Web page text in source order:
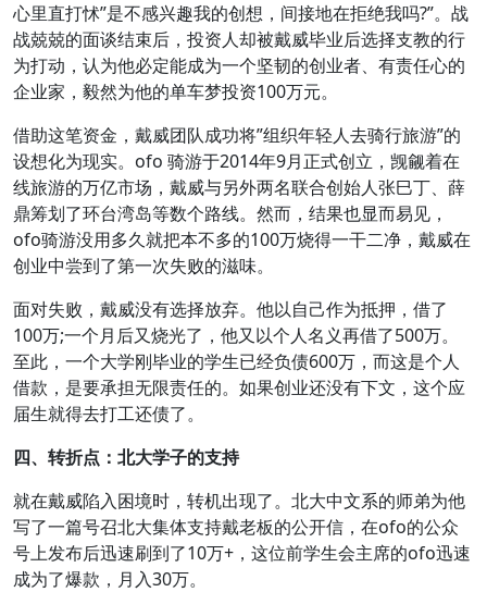
心里直打怵”是不感兴趣我的创想，间接地在拒绝我吗?”。战
战兢兢的面谈结束后，投资人却被戴威毕业后选择支教的行
为打动，认为他必定能成为一个坚韧的创业者、有责任心的
企业家，毅然为他的单车梦投资100万元。
借助这笔资金，戴威团队成功将”组织年轻人去骑行旅游”的
设想化为现实。ofo 骑游于2014年9月正式创立，觊觎着在
线旅游的万亿市场，戴威与另外两名联合创始人张巳丁、薛
鼎筹划了环台湾岛等数个路线。然而，结果也显而易见，
ofo骑游没用多久就把本不多的100万烧得一干二净，戴威在
创业中尝到了第一次失败的滋味。
面对失败，戴威没有选择放弃。他以自己作为抵押，借了
100万;一个月后又烧光了，他又以个人名义再借了500万。
至此，一个大学刚毕业的学生已经负债600万，而这是个人
借款，是要承担无限责任的。如果创业还没有下文，这个应
届生就得去打工还债了。
四、转折点：北大学子的支持
就在戴威陷入困境时，转机出现了。北大中文系的师弟为他
写了一篇号召北大集体支持戴老板的公开信，在ofo的公众
号上发布后迅速刷到了10万+，这位前学生会主席的ofo迅速
成为了爆款，月入30万。